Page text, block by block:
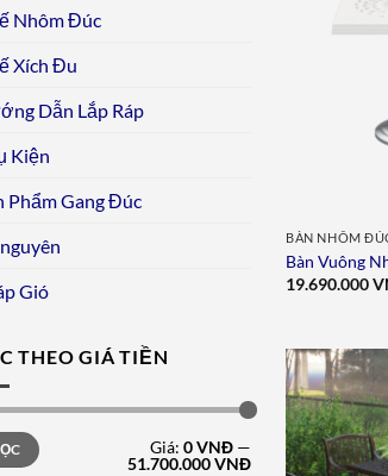
Nhôm Đúc
Xích Đu
Dẫn Lắp Ráp
Kiện
Phẩm Gang Đúc
Gió
THEO GIÁ TIỀN
Giá: 0 VNĐ—
51.700.000 VNĐ
BÀN NHÔM
Bàn Vuông
19.690.000